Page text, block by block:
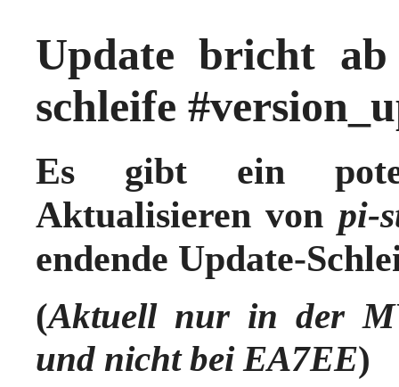
Update bricht
schleife
Es gibt ein
Aktualisieren von pi-
endende Update-
(Aktuell nur in der
und nicht bei EA7EE)